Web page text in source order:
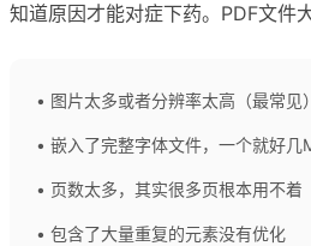
知道原因才能对症下药。PDF文件
• 图片太多或者分辨率太高（最常见）
• 嵌入了完整字体文件，一个就好几
• 页数太多，其实很多页根本用不着
• 包含了大量重复的元素没有优化